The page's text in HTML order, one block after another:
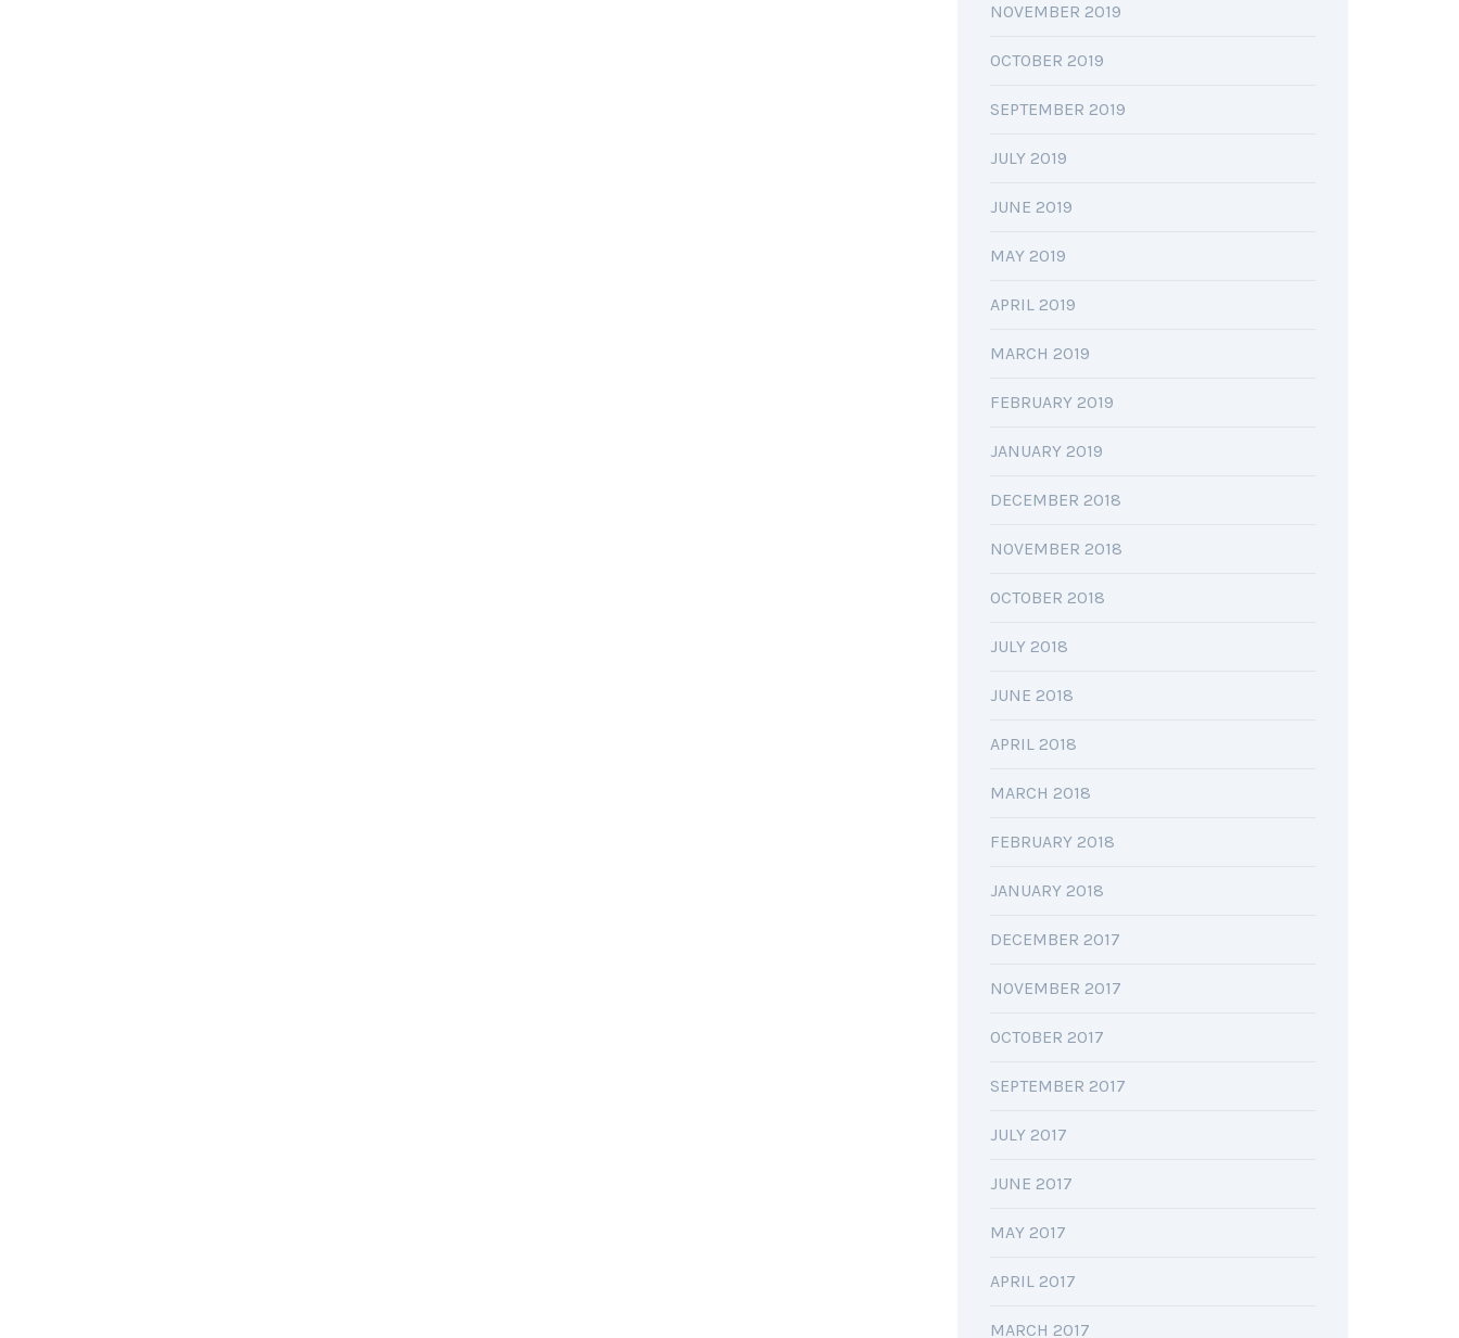
NOVEMBER 2019
OCTOBER 2019
SEPTEMBER 2019
JULY 2019
JUNE 2019
MAY 2019
APRIL 2019
MARCH 2019
FEBRUARY 2019
JANUARY 2019
DECEMBER 2018
NOVEMBER 2018
OCTOBER 2018
JULY 2018
JUNE 2018
APRIL 2018
MARCH 2018
FEBRUARY 2018
JANUARY 2018
DECEMBER 2017
NOVEMBER 2017
OCTOBER 2017
SEPTEMBER 2017
JULY 2017
JUNE 2017
MAY 2017
APRIL 2017
MARCH 2017